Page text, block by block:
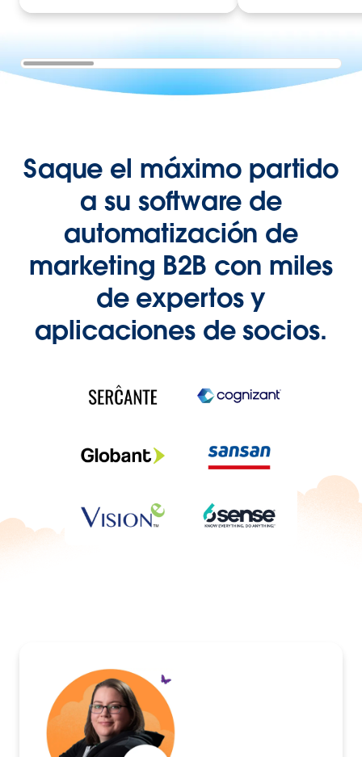
Saque el máximo partido
a su software de
automatización de
marketing B2B con miles
de expertos y
aplicaciones de socios.